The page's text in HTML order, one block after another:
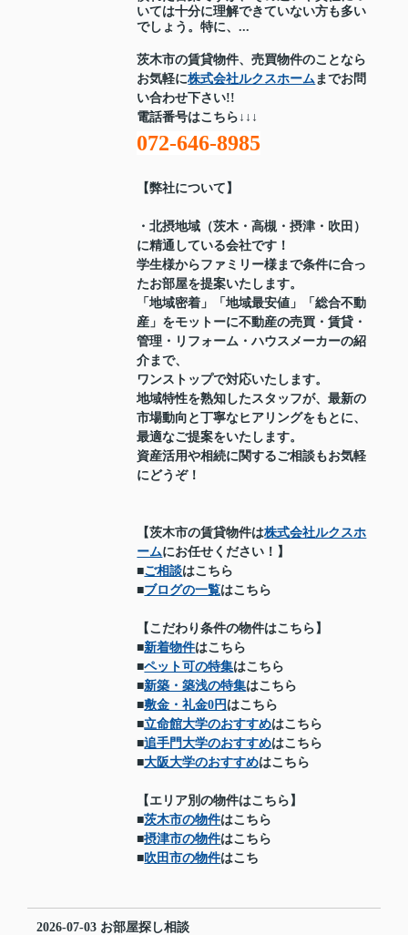
いては十分に理解できていない方も多い
でしょう。特に、...
茨木市の賃貸物件、売買物件のことなら
お気軽に株式会社ルクスホームまでお問
い合わせ下さい!!
電話番号はこちら↓↓↓
072-646-8985
【弊社について】
・北摂地域（茨木・高槻・摂津・吹田）
に精通している会社です！
学生様からファミリー様まで条件に合っ
たお部屋を提案いたします。
「地域密着」「地域最安値」「総合不動
産」をモットーに不動産の売買・賃貸・
管理・リフォーム・ハウスメーカーの紹
介まで、
ワンストップで対応いたします。
地域特性を熟知したスタッフが、最新の
市場動向と丁寧なヒアリングをもとに、
最適なご提案をいたします。
資産活用や相続に関するご相談もお気軽
にどうぞ！
【茨木市の賃貸物件は株式会社ルクスホ
ームにお任せください！】
■ご相談はこちら
■ブログの一覧はこちら
【こだわり条件の物件はこちら】
■新着物件はこちら
■ペット可の特集はこちら
■新築・築浅の特集はこちら
■敷金・礼金0円 はこちら
■立命館大学のおすすめはこちら
■追手門大学のおすすめはこちら
■大阪大学のおすすめはこちら
【エリア別の物件はこちら】
■茨木市の物件はこちら
■摂津市の物件はこちら
■吹田市の物件はこち
2026-07-03 お部屋探し相談